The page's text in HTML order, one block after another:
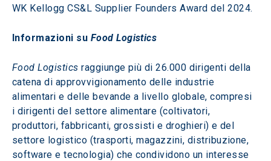
WK Kellogg CS&L Supplier Founders Award del 2024.
Informazioni su Food Logistics
Food Logistics raggiunge più di 26.000 dirigenti della
catena di approvvigionamento delle industrie
alimentari e delle bevande a livello globale, compresi
i dirigenti del settore alimentare (coltivatori,
produttori, fabbricanti, grossisti e droghieri) e del
settore logistico (trasporti, magazzini, distribuzione,
software e tecnologia) che condividono un interesse